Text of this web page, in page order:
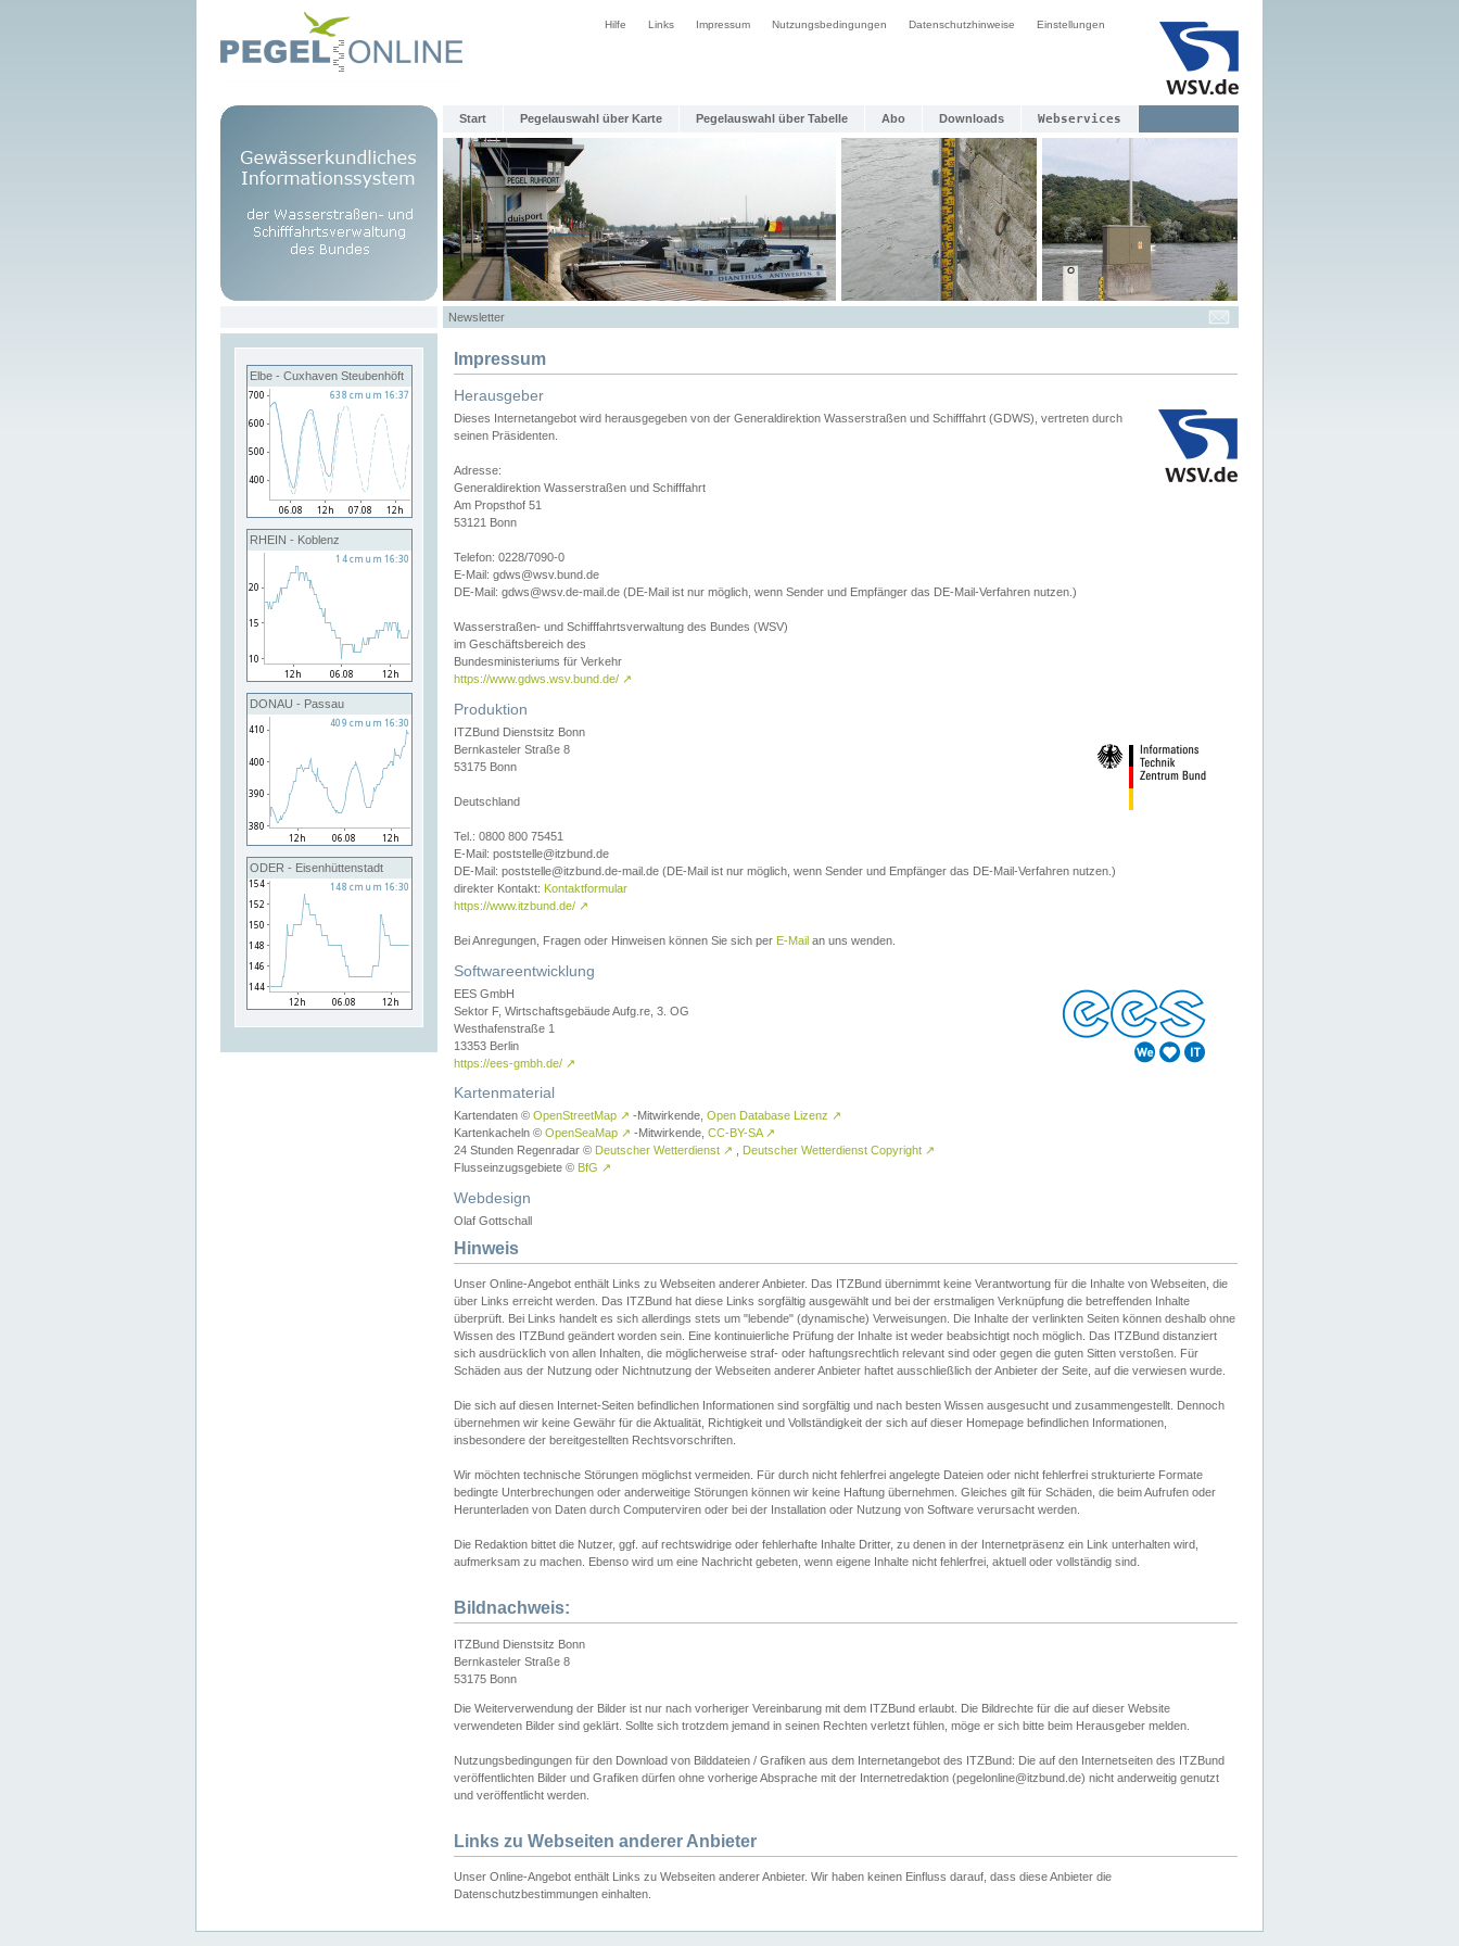
Hilfe Links Impressum Nutzungsbedingungen Datenschutzhinweise Einstellungen
Start Pegelauswahl über Karte Pegelauswahl über Tabelle Abo Downloads Webservices
Newsletter
Elbe - Cuxhaven Steubenhöft
RHEIN - Koblenz
DONAU - Passau
ODER - Eisenhüttenstadt
Impressum
Herausgeber
Dieses Internetangebot wird herausgegeben von der Generaldirektion Wasserstraßen und Schifffahrt (GDWS), vertreten durch
seinen Präsidenten.
Adresse:
Generaldirektion Wasserstraßen und Schifffahrt
Am Propsthof 51
53121 Bonn
Telefon: 0228/7090-0
E-Mail: gdws@wsv.bund.de
DE-Mail: gdws@wsv.de-mail.de (DE-Mail ist nur möglich, wenn Sender und Empfänger das DE-Mail-Verfahren nutzen.)
Wasserstraßen- und Schifffahrtsverwaltung des Bundes (WSV)
im Geschäftsbereich des
Bundesministeriums für Verkehr
https://www.gdws.wsv.bund.de/ ↗
Produktion
ITZBund Dienstsitz Bonn
Bernkasteler Straße 8
53175 Bonn
Deutschland
Tel.: 0800 800 75451
E-Mail: poststelle@itzbund.de
DE-Mail: poststelle@itzbund.de-mail.de (DE-Mail ist nur möglich, wenn Sender und Empfänger das DE-Mail-Verfahren nutzen.)
direkter Kontakt: Kontaktformular
https://www.itzbund.de/ ↗
Bei Anregungen, Fragen oder Hinweisen können Sie sich per E-Mail an uns wenden.
Softwareentwicklung
EES GmbH
Sektor F, Wirtschaftsgebäude Aufg.re, 3. OG
Westhafenstraße 1
13353 Berlin
https://ees-gmbh.de/ ↗
Kartenmaterial
Kartendaten © OpenStreetMap ↗ -Mitwirkende, Open Database Lizenz ↗
Kartenkacheln © OpenSeaMap ↗ -Mitwirkende, CC-BY-SA ↗
24 Stunden Regenradar © Deutscher Wetterdienst ↗ Deutscher Wetterdienst Copyright ↗
Flusseinzugsgebiete © BfG ↗
Webdesign
Olaf Gottschall
Hinweis
Unser Online-Angebot enthält Links zu Webseiten anderer Anbieter. Das ITZBund übernimmt keine Verantwortung für die Inhalte von Webseiten, die
über Links erreicht werden. Das ITZBund hat diese Links sorgfältig ausgewählt und bei der erstmaligen Verknüpfung die betreffenden Inhalte
überprüft. Bei Links handelt es sich allerdings stets um "lebende" (dynamische) Verweisungen. Die Inhalte der verlinkten Seiten können deshalb ohne
Wissen des ITZBund geändert worden sein. Eine kontinuierliche Prüfung der Inhalte ist weder beabsichtigt noch möglich. Das ITZBund distanziert
sich ausdrücklich von allen Inhalten, die möglicherweise straf- oder haftungsrechtlich relevant sind oder gegen die guten Sitten verstoßen. Für
Schäden aus der Nutzung oder Nichtnutzung der Webseiten anderer Anbieter haftet ausschließlich der Anbieter der Seite, auf die verwiesen wurde.
Die sich auf diesen Internet-Seiten befindlichen Informationen sind sorgfältig und nach besten Wissen ausgesucht und zusammengestellt. Dennoch
übernehmen wir keine Gewähr für die Aktualität, Richtigkeit und Vollständigkeit der sich auf dieser Homepage befindlichen Informationen,
insbesondere der bereitgestellten Rechtsvorschriften.
Wir möchten technische Störungen möglichst vermeiden. Für durch nicht fehlerfrei angelegte Dateien oder nicht fehlerfrei strukturierte Formate
bedingte Unterbrechungen oder anderweitige Störungen können wir keine Haftung übernehmen. Gleiches gilt für Schäden, die beim Aufrufen oder
Herunterladen von Daten durch Computerviren oder bei der Installation oder Nutzung von Software verursacht werden.
Die Redaktion bittet die Nutzer, ggf. auf rechtswidrige oder fehlerhafte Inhalte Dritter, zu denen in der Internetpräsenz ein Link unterhalten wird,
aufmerksam zu machen. Ebenso wird um eine Nachricht gebeten, wenn eigene Inhalte nicht fehlerfrei, aktuell oder vollständig sind.
Bildnachweis:
ITZBund Dienstsitz Bonn
Bernkasteler Straße 8
53175 Bonn
Die Weiterverwendung der Bilder ist nur nach vorheriger Vereinbarung mit dem ITZBund erlaubt. Die Bildrechte für die auf dieser Website
verwendeten Bilder sind geklärt. Sollte sich trotzdem jemand in seinen Rechten verletzt fühlen, möge er sich bitte beim Herausgeber melden.
Nutzungsbedingungen für den Download von Bilddateien / Grafiken aus dem Internetangebot des ITZBund: Die auf den Internetseiten des ITZBund
veröffentlichten Bilder und Grafiken dürfen ohne vorherige Absprache mit der Internetredaktion (pegelonline@itzbund.de) nicht anderweitig genutzt
und veröffentlicht werden.
Links zu Webseiten anderer Anbieter
Unser Online-Angebot enthält Links zu Webseiten anderer Anbieter. Wir haben keinen Einfluss darauf, dass diese Anbieter die
Datenschutzbestimmungen einhalten.